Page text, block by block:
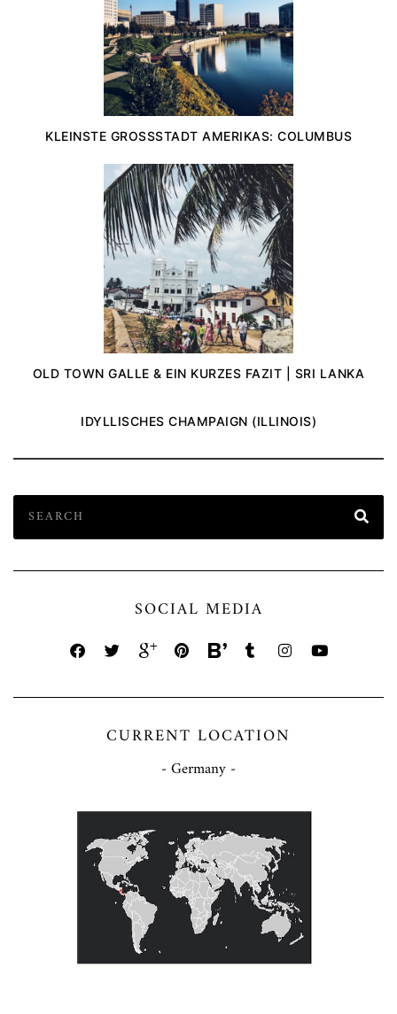
KLEINSTE GROSSSTADT AMERIKAS: COLUMBUS
OLD TOWN GALLE & EIN KURZES FAZIT | SRI LANKA
IDYLLISCHES CHAMPAIGN (ILLINOIS)
SOCIAL MEDIA
CURRENT LOCATION
- Germany -